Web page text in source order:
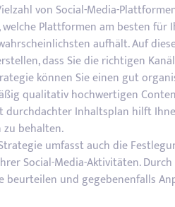
von Social-Media-
Plattformen am besten
aufhält. Auf
dass Sie die richtigen
können Sie einen gut
qualitativ hochwertigen
durchdachter Inhaltsplan hilft
zu behalten.
umfasst auch die
Social-Media-Aktivitäten.
beurteilen und gegebenenfalls